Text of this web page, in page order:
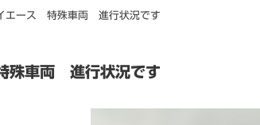
エース 特殊車両 進行状況です
殊車両 進行状況です